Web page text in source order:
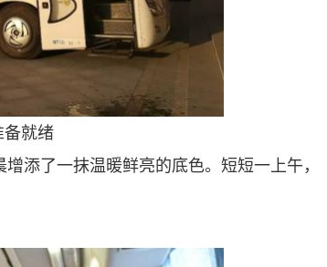
备就绪
添了一抹温暖鲜亮的底色。短短一上午，